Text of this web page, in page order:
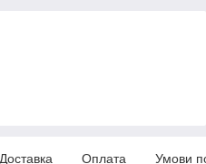
Доставка Оплата Умови